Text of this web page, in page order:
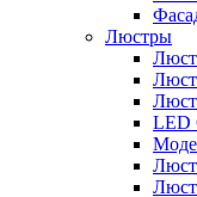
Люстры
LED